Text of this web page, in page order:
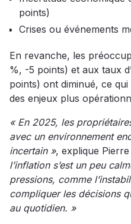
points)
Crises ou événements
En revanche, les
%, -5 points) et aux taux
points) ont diminué, ce
des enjeux plus
« En 2025, les
avec un environnement
incertain », explique
l’inflation s’est un peu
pressions, comme
compliquer les décisions
au quotidien. »